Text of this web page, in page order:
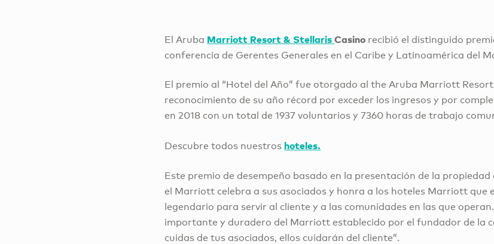
El Aruba Marriott Resort & StellarisCasino recibió el distinguido
conferencia de Gerentes Generales en el Caribe y Latinoamérica del
El premio al “Hotel del Año” fue otorgado al the Aruba Marriott
reconocimiento de su año récord por exceder los ingresos y por
en 2018 con un total de 1937 voluntarios y 7360 horas de trabajo
Descubre todos nuestros hoteles.
Este premio de desempeño basado en la presentación de la
el Marriott celebra a sus asociados y honra a los hoteles Marriott que
legendario para servir al cliente y a las comunidades en las que
importante y duradero del Marriott establecido por el fundador de la
cuidas de tus asociados, ellos cuidarán del cliente”.